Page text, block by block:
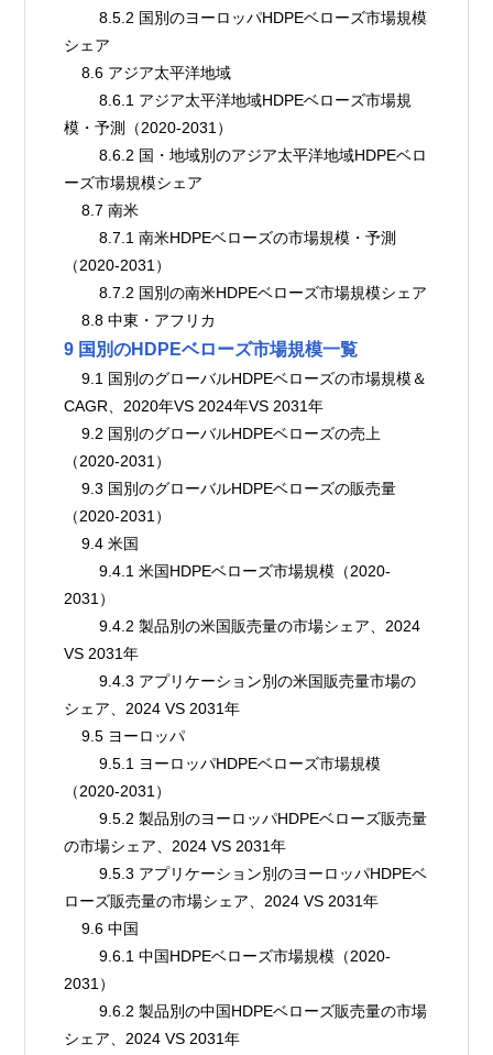
        8.5.2 国別のヨーロッパHDPEベローズ市場規模
シェア
    8.6 アジア太平洋地域
        8.6.1 アジア太平洋地域HDPEベローズ市場規
模・予測（2020-2031）
        8.6.2 国・地域別のアジア太平洋地域HDPEベロ
ーズ市場規模シェア
    8.7 南米
        8.7.1 南米HDPEベローズの市場規模・予測
（2020-2031）
        8.7.2 国別の南米HDPEベローズ市場規模シェア
    8.8 中東・アフリカ
9 国別のHDPEベローズ市場規模一覧
    9.1 国別のグローバルHDPEベローズの市場規模＆
CAGR、2020年VS 2024年VS 2031年
    9.2 国別のグローバルHDPEベローズの売上
（2020-2031）
    9.3 国別のグローバルHDPEベローズの販売量
（2020-2031）
    9.4 米国
        9.4.1 米国HDPEベローズ市場規模（2020-
2031）
        9.4.2 製品別の米国販売量の市場シェア、2024
VS 2031年
        9.4.3 アプリケーション別の米国販売量市場の
シェア、2024 VS 2031年
    9.5 ヨーロッパ
        9.5.1 ヨーロッパHDPEベローズ市場規模
（2020-2031）
        9.5.2 製品別のヨーロッパHDPEベローズ販売量
の市場シェア、2024 VS 2031年
        9.5.3 アプリケーション別のヨーロッパHDPEベ
ローズ販売量の市場シェア、2024 VS 2031年
    9.6 中国
        9.6.1 中国HDPEベローズ市場規模（2020-
2031）
        9.6.2 製品別の中国HDPEベローズ販売量の市場
シェア、2024 VS 2031年